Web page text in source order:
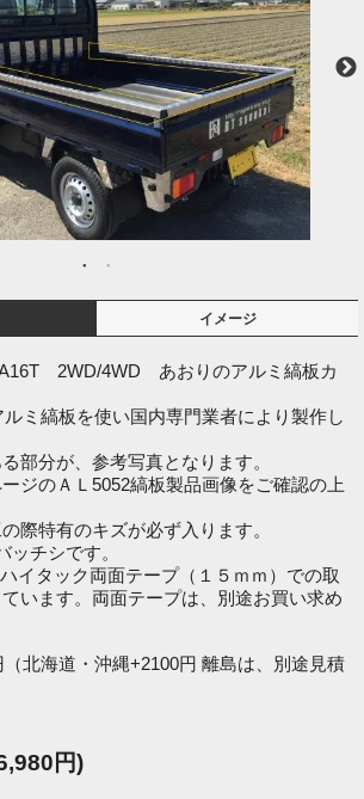
イメージ
2WD/4WD あおりのアルミ縞板カ
ミ縞板を使い国内専門業者により製作し
部分が、参考写真となります。
のＡＬ5052縞板製品画像をご確認の上
際特有のキズが必ず入ります。
ッチシです。
イタック両面テープ（１５ｍｍ）での取
います。両面テープは、別途お買い求め
北海道・沖縄+2100円 離島は、別途見積
円)